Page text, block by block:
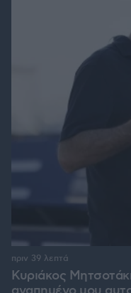
Κυριάκος
πριν 39 λεπτά